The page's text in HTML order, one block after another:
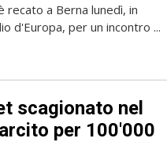
recato a Berna lunedì, in
d'Europa, per un incontro ...
scagionato nel
per 100'000